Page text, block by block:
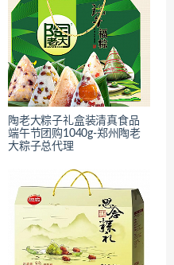
陶老大粽子礼盒装清真食品
端午节团购1040g-郑州陶老
大粽子总代理